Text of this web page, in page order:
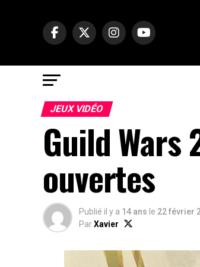
JEUX VIDÉO
Guild
ouvertes
Publié il y a 14 ans le 22 février
ParXavier